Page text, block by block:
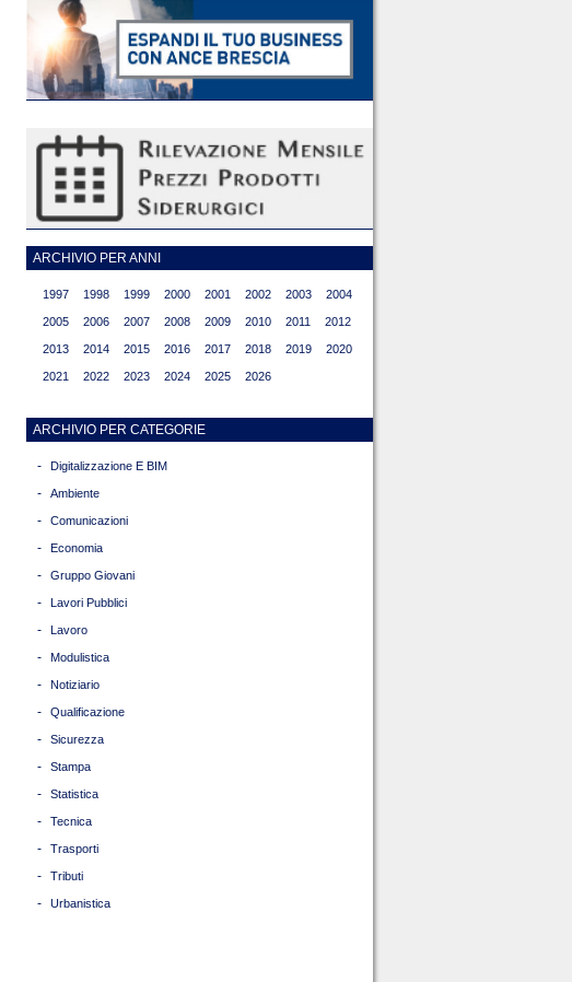
ARCHIVIO PER ANNI
1997 1998 1999 2000 2001 2002 2003 2004
2005 2006 2007 2008 2009 2010 2011 2012
2013 2014 2015 2016 2017 2018 2019 2020
2021 2022 2023 2024 2025 2026
ARCHIVIO PER CATEGORIE
- Digitalizzazione E BIM
- Ambiente
- Comunicazioni
- Economia
- Gruppo Giovani
- Lavori Pubblici
- Lavoro
- Modulistica
- Notiziario
- Qualificazione
- Sicurezza
- Stampa
- Statistica
- Tecnica
- Trasporti
- Tributi
- Urbanistica